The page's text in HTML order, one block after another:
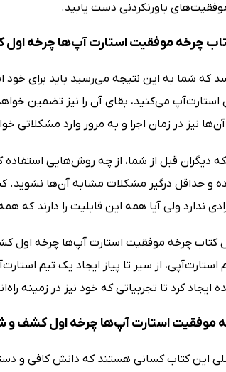
باورنکردنی دست یابید.
چرخه موفقیت استارت آپ‌ها چرخه
که شما به این نتیجه می‌رسید باید برای خود
استارت‌آپ می‌کنید، بقای آن را نیز تضمین
نیز در زمان اجرا و به مرور وارد
دیگران قبل از شما، از چه روش‌هایی استفاده
و حداقل درگیر مشکلات مشابه آن‌ها نشوید.
ندارد ولی آیا همه این قابلیت را دارند که
استارت‌آپی، از سیر تا پیاز ایجاد یک تیم
ایجاد کرد تا تجربیاتی که خود نیز در زمینه
موفقیت استارت آپ‌ها چرخه اول کشف و
این کتاب کسانی هستند که دانش کافی و